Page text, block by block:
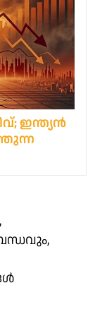
ഇന്ത്യന്‍